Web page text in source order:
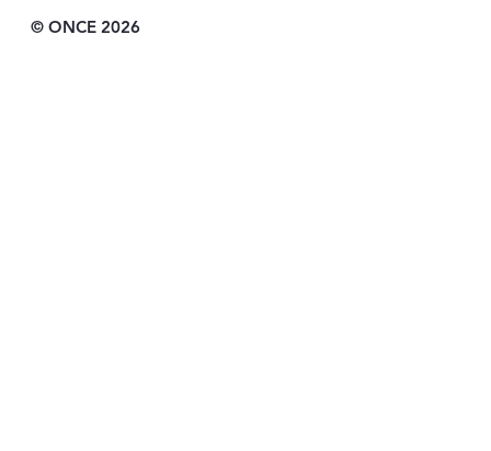
© ONCE 2026